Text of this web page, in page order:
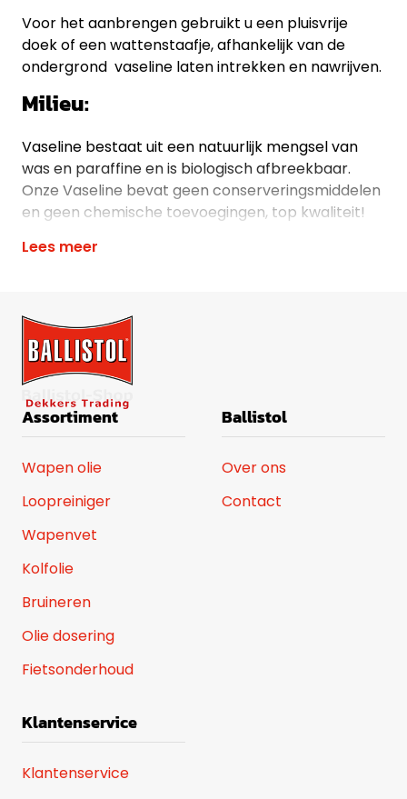
Voor het aanbrengen gebruikt u een pluisvrije
doek of een wattenstaafje, afhankelijk van de
ondergrond vaseline laten intrekken en nawrijven.
Milieu:
Vaseline bestaat uit een natuurlijk mengsel van
was en paraffine en is biologisch afbreekbaar.
Onze Vaseline bevat geen conserveringsmiddelen
en geen chemische toevoegingen, top kwaliteit!
Lees meer
Assortiment
Wapen olie
Loopreiniger
Wapenvet
Kolfolie
Bruineren
Olie dosering
Fietsonderhoud
Ballistol
Over ons
Contact
Klantenservice
Klantenservice